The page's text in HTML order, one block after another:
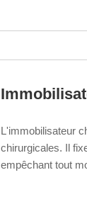
L'immobilisateur
chirurgicales. Il
empêchant tout